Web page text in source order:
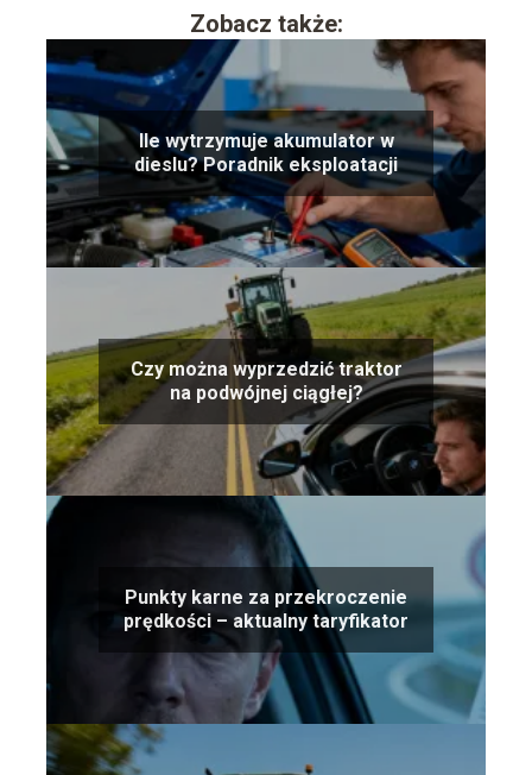
Zobacz także:
Ile wytrzymuje akumulator w
dieslu? Poradnik eksploatacji
Czy można wyprzedzić traktor
na podwójnej ciągłej?
Punkty karne za przekroczenie
prędkości – aktualny taryfikator